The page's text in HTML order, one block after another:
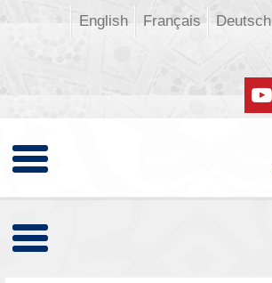
Deutsch
Français
English